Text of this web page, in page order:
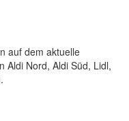
auf dem aktuelle
Aldi Nord, Aldi Süd, Lidl,